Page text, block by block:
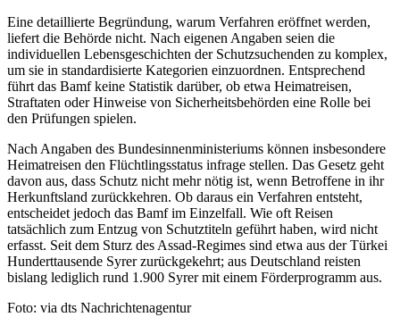
Eine detaillierte Begründung, warum Verfahren eröffnet werden,
liefert die Behörde nicht. Nach eigenen Angaben seien die
individuellen Lebensgeschichten der Schutzsuchenden zu komplex,
um sie in standardisierte Kategorien einzuordnen. Entsprechend
führt das Bamf keine Statistik darüber, ob etwa Heimatreisen,
Straftaten oder Hinweise von Sicherheitsbehörden eine Rolle bei
den Prüfungen spielen.
Nach Angaben des Bundesinnenministeriums können insbesondere
Heimatreisen den Flüchtlingsstatus infrage stellen. Das Gesetz geht
davon aus, dass Schutz nicht mehr nötig ist, wenn Betroffene in ihr
Herkunftsland zurückkehren. Ob daraus ein Verfahren entsteht,
entscheidet jedoch das Bamf im Einzelfall. Wie oft Reisen
tatsächlich zum Entzug von Schutztiteln geführt haben, wird nicht
erfasst. Seit dem Sturz des Assad-Regimes sind etwa aus der Türkei
Hunderttausende Syrer zurückgekehrt; aus Deutschland reisten
bislang lediglich rund 1.900 Syrer mit einem Förderprogramm aus.
Foto: via dts Nachrichtenagentur